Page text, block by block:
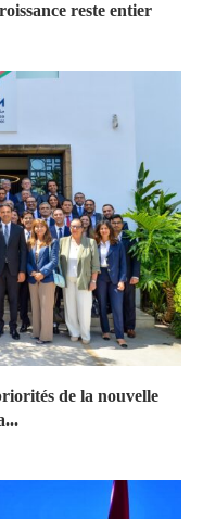
reste entier
de la nouvelle